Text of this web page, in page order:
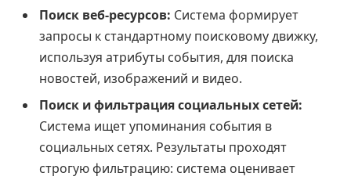
Поиск веб-ресурсов: Система формирует
запросы к стандартному поисковому движку,
используя атрибуты события, для поиска
новостей, изображений и видео.
Поиск и фильтрация социальных сетей:
Система ищет упоминания события в
социальных сетях. Результаты проходят
строгую фильтрацию: система оценивает